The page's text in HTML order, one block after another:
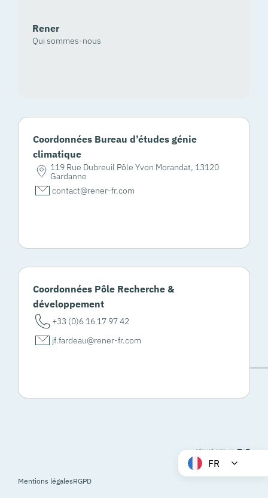
Rener
Qui sommes-nous
Coordonnées Bureau d’études génie
climatique
119 Rue Dubreuil Pôle Yvon Morandat, 13120
Gardanne
contact@rener-fr.com
Coordonnées Pôle Recherche &
développement
+33 (0)6 16 17 97 42
jf.fardeau@rener-fr.com
Mentions légalesRGPD
FR